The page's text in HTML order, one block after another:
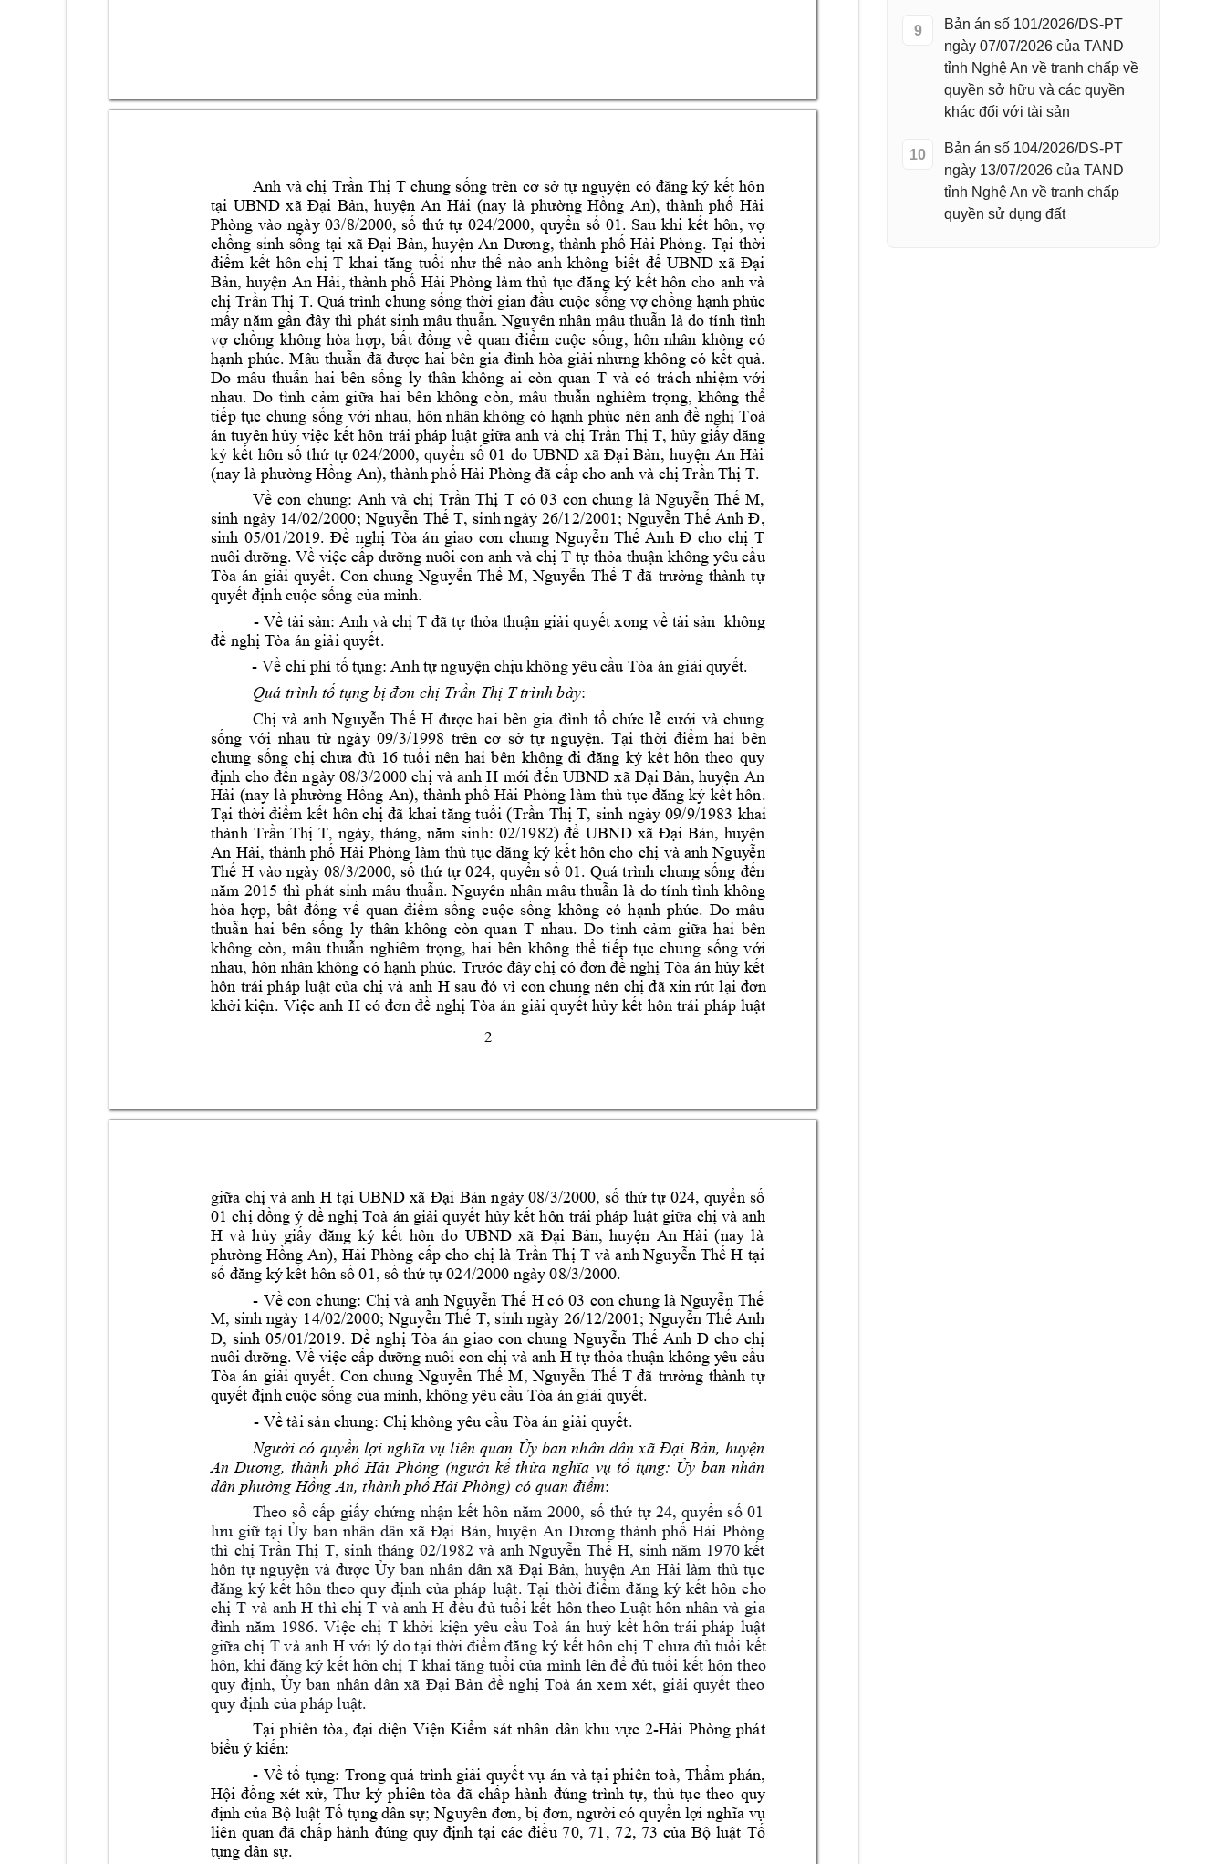
2
Anh và chị Trần Thị T chung sống trên cơ sở tự nguyện có đăng ký kết hôn
tại UBND xã Đại Bản, huyện An Hải (nay là phường Hồng An), thành phố Hải
Phòng vào ngày 03/8/2000, số thứ tự 024/2000, quyển số 01. Sau khi kết hôn, vợ
chồng sinh sống tại xã Đại Bản, huyện An Dương, thành phố Hải Phòng. Tại thời
điểm kết hôn chị T khai tăng tuổi như thế nào anh không biết để UBND xã Đại
Bản, huyện An Hải, thành phố Hải Phòng làm thủ tục đăng ký kết hôn cho anh và
chị Trần Thị T. Quá trình chung sống thời gian đầu cuộc sống vợ chồng hạnh phúc
mấy năm gần đây thì phát sinh mâu thuẫn. Nguyên nhân mâu thuẫn là do tính tình
vợ chồng không hòa hợp, bất đồng về quan điểm cuộc sống, hôn nhân không có
hạnh phúc. Mâu thuẫn đã được hai bên gia đình hòa giải nhưng không có kết quả.
Do mâu thuẫn hai bên sống ly thân không ai còn quan T và có trách nhiệm với
nhau. Do tình cảm giữa hai bên không còn, mâu thuẫn nghiêm trọng, không thể
tiếp tục chung sống với nhau, hôn nhân không có hạnh phúc nên anh đề nghị Toà
án tuyên hủy việc kết hôn trái pháp luật giữa anh và chị Trần Thị T, hủy giấy đăng
ký kết hôn số thứ tự 024/2000, quyển số 01 do UBND xã Đại Bản, huyện An Hải
(nay là phường Hồng An), thành phố Hải Phòng đã cấp cho anh và chị Trần Thị T.
Về con chung: Anh và chị Trần Thị T có 03 con chung là Nguyễn Thế M,
sinh ngày 14/02/2000; Nguyễn Thế T, sinhngày 26/12/2001; Nguyễn Thế Anh Đ,
sinh 05/01/2019. Đề nghị Tòa án giao con chung Nguyễn Thế Anh Đ cho chị T
nuôi dưỡng. Về việc cấp dưỡng nuôi con anh và chị T tự thỏa thuận không yêu cầu
Tòa án giải quyết. Con chung Nguyễn Thế M, Nguyễn Thế T đã trưởng thành tự
quyết định cuộc sống của mình.
- Về tài sản: Anh và chị T đã tự thỏa thuận giải quyết xong về tài sản không
đề nghị Tòa án giải quyết.
      -
Về chi phí tố tụng: Anh tự nguyện chịu không yêu cầu Tòa án giải quyết.
Quá trình tố tụng bị đơn chị Trần Thị T trình bày:
Chị và anh Nguyễn Thế H được hai bên gia đình tổ chức lễ cưới và chung
sống với nhau từ ngày 09/3/1998 trên cơ sở tự nguyện. Tại thời điểm hai bên
chung sống chị chưa đủ 16 tuổi nên hai bên không đi đăng ký kết hôn theo quy
định cho đến ngày 08/3/2000 chị và anh H mới đến UBND xã Đại Bản, huyện An
Hải (nay là phường Hồng An), thành phố Hải Phòng làm thủ tục đăng ký kết hôn.
Tại thời điểm kết hôn chị đã khai tăng tuổi (Trần Thị T, sinh ngày 09/9/1983 khai
thành Trần Thị T, ngày, tháng, năm sinh: 02/1982) để UBND xã Đại Bản, huyện
An Hải, thành phố Hải Phòng làm thủ tục đăng ký kết hôn cho chị và anh Nguyễn
Thế H vào ngày 08/3/2000, số thứ tự 024, quyển số 01. Quá trình chung sống đến
năm 2015 thì phát sinh mâu thuẫn. Nguyên nhân mâu thuẫn là do tính tình không
hòa hợp, bất đồng về quan điểm sống cuộc sống không có hạnh phúc. Do mâu
thuẫn hai bên sống ly thân không còn quan T nhau. Do tình cảm giữa hai bên
không còn, mâu thuẫn nghiêm trọng, hai bên không thể tiếp tục chung sống với
nhau, hôn nhân không có hạnh phúc. Trước đây chị có đơn đề nghị Tòa án hủy kết
hôn trái pháp luật của chị và anh H sau đó vì con chung nên chị đã xin rút lại đơn
khởi kiện. Việc anh H có đơn đề nghị Tòa án giải quyết hủy kết hôn trái pháp luật
giữa chị và anh H tại UBND xã Đại Bản ngày 08/3/2000, số thứ tự 024, quyển số
01 chị đồng ý đề nghị Toà án giải quyết hủy kết hôn trái pháp luật giữa chị và anh
H và hủy giấy đăng ký kết hôn do UBND xã Đại Bản, huyện An Hải (nay là
phường Hồng An), Hải Phòng cấp cho chị là Trần Thị T và anh Nguyễn Thế H tại
sổ đăng ký kết hôn số 01, số thứ tự 024/2000 ngày 08/3/2000.
- Về con chung: Chị và anh Nguyễn Thế H có 03 con chung là Nguyễn Thế
M, sinh ngày 14/02/2000; Nguyễn Thế T, sinh ngày 26/12/2001; Nguyễn Thế Anh
Đ, sinh 05/01/2019. Đề nghị Tòa án giao con chung Nguyễn Thế Anh Đ cho chị
nuôi dưỡng. Về việc cấp dưỡng nuôi con chị và anh H tự thỏa thuận không yêu cầu
Tòa án giải quyết. Con chung Nguyễn Thế M, Nguyễn Thế T đã trưởng thành tự
quyết định cuộc sống của mình, không yêu cầu Tòa án giải quyết.
- Về tài sản chung: Chị không yêu cầu Tòa án giải quyết.
Người có quyền lợi nghĩa vụ liên quan Ủy ban nhân dân xã Đại Bản, huyện
An Dương, thành phố Hải Phòng (người kế thừa nghĩa vụ tố tụng: Ủy ban nhân
dân phường Hồng An, thành phố Hải Phòng) có quan điểm:
Theo sổ cấp giấy chứng nhận kết hôn năm 2000, số thứ tự 24, quyển số 01
lưu giữ tại Ủy ban nhân dân xã Đại Bản, huyện An Dương thành phố Hải Phòng
thì chị Trần Thị T, sinh tháng 02/1982 và anh Nguyễn Thế H, sinh năm 1970 kết
hôn tự nguyện và được Ủy ban nhân dân xã Đại Bản, huyện An Hải làm thủ tục
đăng ký kết hôn theo quy định của pháp luật. Tại thời điểm đăng ký kết hôn cho
chị T và anh H thì chị T và anh H đều đủ tuổi kết hôn theo Luật hôn nhân và gia
đình năm 1986. Việc chị T khởi kiện yêu cầu Toà án huỷ kết hôn trái pháp luật
giữa chị T và anh H với lý do tại thời điểm đăng ký kết hôn chị T chưa đủ tuổi kết
hôn, khi đăng ký kết hôn chị T khai tăng tuổi của mình lên để đủ tuổi kết hôn theo
quy định, Ủy ban nhân dân xã Đại Bản đề nghị Toà án xem xét, giải quyết theo
quy định của pháp luật.
Tại phiên tòa, đại diện Viện Kiểm sát nhân dân khu vực 2-Hải Phòng phát
biểu ý kiến:
- Về tố tụng: Trong quá trình giải quyết vụ án và tại phiên toà, Thẩm phán,
Hội đồng xét xử, Thư ký phiên tòa đã chấp hành đúng trình tự, thủ tục theo quy
định của Bộ luật Tố tụng dân sự; Nguyên đơn, bị đơn, người có quyền lợi nghĩa vụ
liên quan đã chấp hành đúng quy định tại các điều 70, 71 , 72, 73 của Bộ luật Tố
tụng dân sự.
9
Bản án số 101/2026/DS-PT
ngày 07/07/2026 của TAND
tỉnh Nghệ An về tranh chấp về
quyền sở hữu và các quyền
khác đối với tài sản
10
Bản án số 104/2026/DS-PT
ngày 13/07/2026 của TAND
tỉnh Nghệ An về tranh chấp
quyền sử dụng đất